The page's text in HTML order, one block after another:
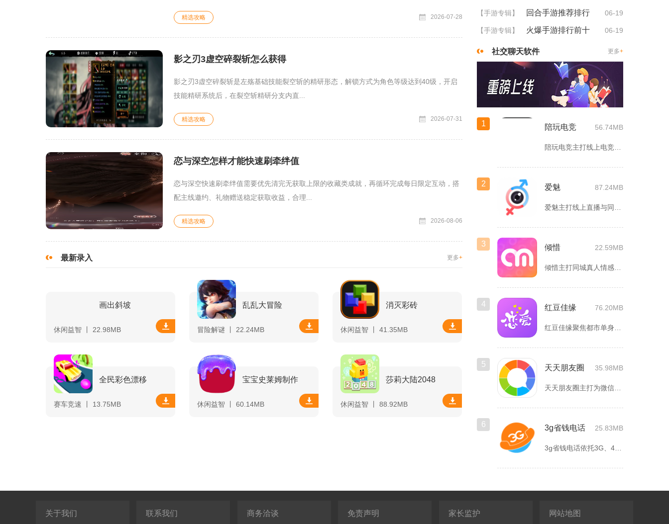
精选攻略 2026-07-28
影之刃3虚空碎裂斩怎么获得
影之刃3虚空碎裂斩是左殇基础技能裂空斩的精研形态，解锁方式为角色等级达到40级，开启
技能精研系统后，在裂空斩精研分支内直...
精选攻略 2026-07-31
恋与深空怎样才能快速刷牵绊值
恋与深空快速刷牵绊值需要优先清完无获取上限的收藏类成就，再循环完成每日限定互动，搭
配主线邀约、礼物赠送稳定获取收益，合理...
精选攻略 2026-08-06
最新录入 更多+
画出斜坡
休闲益智 丨 22.98MB
乱乱大冒险
冒险解谜 丨 22.24MB
消灭彩砖
休闲益智 丨 41.35MB
全民彩色漂移
赛车竞速 丨 13.75MB
宝宝史莱姆制作
休闲益智 丨 60.14MB
莎莉大陆2048
休闲益智 丨 88.92MB
【手游专辑】 回合手游推荐排行 06-19
【手游专辑】 火爆手游排行前十 06-19
社交聊天软件 更多+
1 陪玩电竞 56.74MB
陪玩电竞主打线上电竞组队、游戏陪练服务，覆盖手游、端游多款热...
2 爱魅 87.24MB
爱魅主打线上直播与同城轻社交融合服务，整合影音直播、兴趣社群...
3 倾惜 22.59MB
倾惜主打同城真人情感社交，面向有交友、脱单需求的年轻用户，依...
4 红豆佳缘 76.20MB
红豆佳缘聚焦都市单身人群严肃婚恋需求，搭建线上线下联动的真实...
5 天天朋友圈 35.98MB
天天朋友圈主打为微信以及各类社交平台提供全套发圈素材，涵盖文...
6 3g省钱电话 25.83MB
3g省钱电话依托3G、4G、5G及WiFi网络实现低资费通话...
关于我们 联系我们 商务洽谈 免责声明 家长监护 网站地图